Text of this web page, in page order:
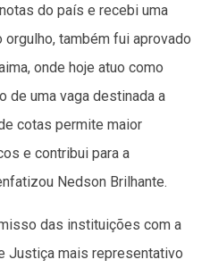
do país e recebi uma
também fui aprovado
onde hoje atuo como
de uma vaga destinada a
cotas permite maior
e contribui para a
Nedson Brilhante.
das instituições com a
Justiça mais representativo